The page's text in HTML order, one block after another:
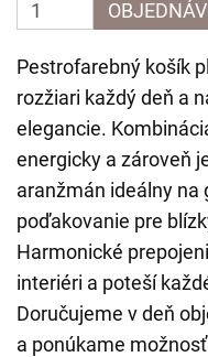
Pestrofarebný košík
rozžiari každý deň a
elegancie.
energicky a zároveň
aranžmán ideálny na
poďakovanie pre
Harmonické
interiéri a poteší
Doručujeme v deň
a ponúkame